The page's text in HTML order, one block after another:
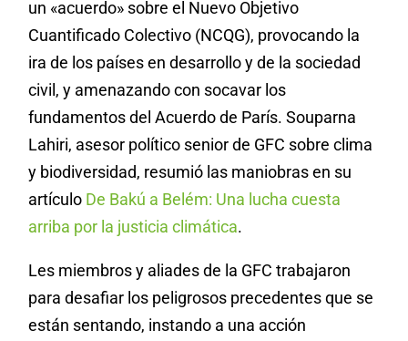
un «acuerdo» sobre el Nuevo Objetivo
Cuantificado Colectivo (NCQG), provocando la
ira de los países en desarrollo y de la sociedad
civil, y amenazando con socavar los
fundamentos del Acuerdo de París. Souparna
Lahiri, asesor político senior de GFC sobre clima
y biodiversidad, resumió las maniobras en su
artículo De Bakú a Belém: Una lucha cuesta
arriba por la justicia climática.
Les miembros y aliades de la GFC trabajaron
para desafiar los peligrosos precedentes que se
están sentando, instando a una acción